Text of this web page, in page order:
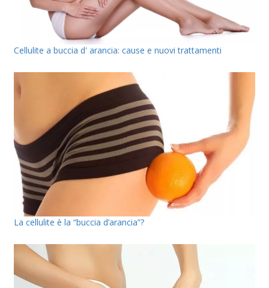
Cellulite a buccia d' arancia: cause e nuovi trattamenti
La cellulite è la “buccia d’arancia”?